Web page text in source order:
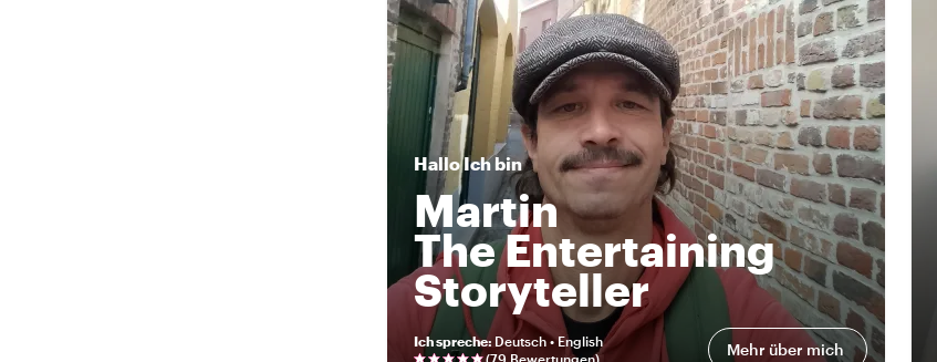
HalloIch bin
Martin
The Entertaining
Storyteller
Ich spreche: Deutsch • English
(79 Bewertungen) Mehr über mich